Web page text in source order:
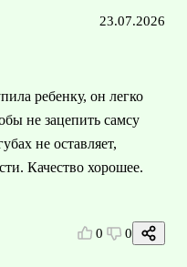
23.07.2026
ребенку, он легко
не зацепить самсу
не оставляет,
Качество хорошее.
0 0